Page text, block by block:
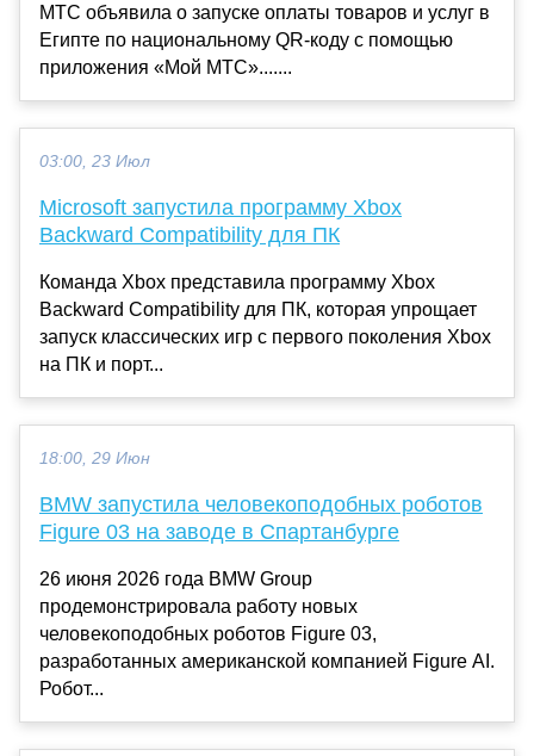
МТС объявила о запуске оплаты товаров и услуг в
Египте по национальному QR-коду с помощью
приложения «Мой МТС».......
03:00, 23 Июл
Microsoft запустила программу Xbox
Backward Compatibility для ПК
Команда Xbox представила программу Xbox
Backward Compatibility для ПК, которая упрощает
запуск классических игр с первого поколения Xbox
на ПК и порт...
18:00, 29 Июн
BMW запустила человекоподобных роботов
Figure 03 на заводе в Спартанбурге
26 июня 2026 года BMW Group
продемонстрировала работу новых
человекоподобных роботов Figure 03,
разработанных американской компанией Figure AI.
Робот...